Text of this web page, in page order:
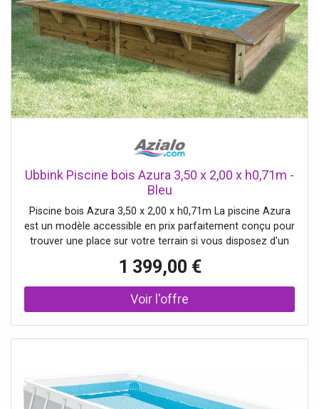
Ubbink Piscine bois Azura 3,50 x 2,00 x h0,71m -
Bleu
Piscine bois Azura 3,50 x 2,00 x h0,71m La piscine Azura
est un modèle accessible en prix parfaitement conçu pour
trouver une place sur votre terrain si vous disposez d'un
une largeur de 2 mètres, cette piscine permet d'occuper
peu d'espa
1 399,00 €